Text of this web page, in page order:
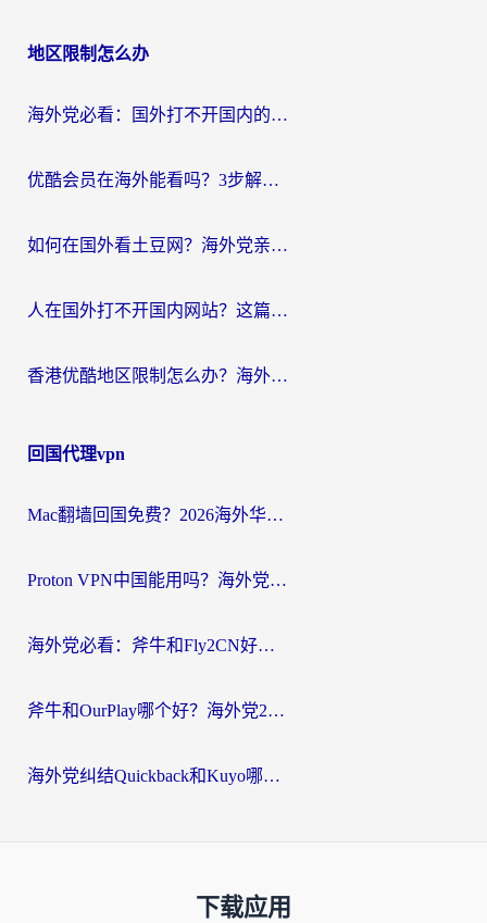
地区限制怎么办
海外党必看：国外打不开国内的app怎么办？3步解决你的乡愁
优酷会员在海外能看吗？3步解决海外追剧难题，附实测好用加速器推荐
如何在国外看土豆网？海外党亲测有效的追剧加速器选择指南
人在国外打不开国内网站？这篇攻略帮你无缝解锁国内资源（附交管12123使用技巧）
香港优酷地区限制怎么办？海外党亲测有效的追剧解决方案
回国代理vpn
Mac翻墙回国免费？2026海外华人亲测：从CCTV5直播到国内APP，这样选加速器才靠谱
Proton VPN中国能用吗？海外党选回国加速器的避坑指南（附番茄加速器实测）
海外党必看：斧牛和Fly2CN好用吗？3招教你选对回国加速器（附免费试用攻略）
斧牛和OurPlay哪个好？海外党2026亲测：选对加速器，国内资源秒加载
海外党纠结Quickback和Kuyo哪个好？选对回国加速器才能无缝刷国内资源
下载应用